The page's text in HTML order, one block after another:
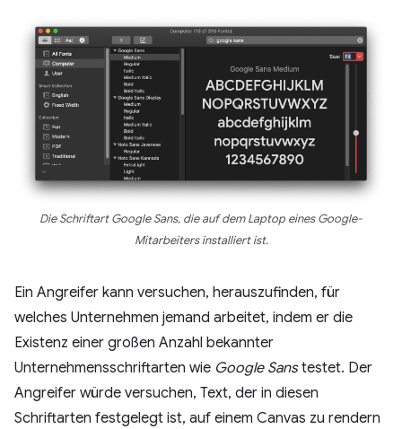
Die Schriftart Google Sans, die auf dem Laptop eines Google-
Mitarbeiters installiert ist.
Ein Angreifer kann versuchen, herauszufinden, für
welches Unternehmen jemand arbeitet, indem er die
Existenz einer großen Anzahl bekannter
Unternehmensschriftarten wie Google Sanstestet. Der
Angreifer würde versuchen, Text, der in diesen
Schriftarten festgelegt ist, auf einem Canvas zu rendern